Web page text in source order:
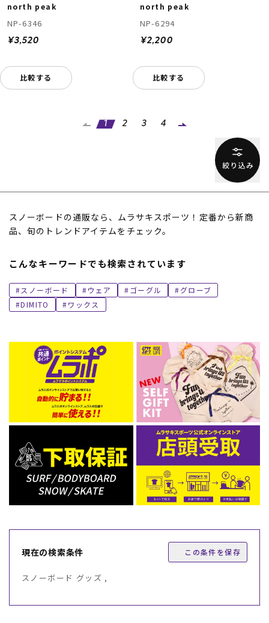
north peak
NP-6346
¥3,520
比較する
north peak
NP-6294
¥2,200
比較する
1 2 3 4
スノーボードの通販なら、ムラサキスポーツ！定番から新商
品、旬のトレンドアイテムをチェック。
こんなキーワードでも検索されています
スノーボード ウェア ゴーグル
グローブ
DIMITO
ワックス
現在の検索条件 この条件を保存
スノーボード グッズ ,